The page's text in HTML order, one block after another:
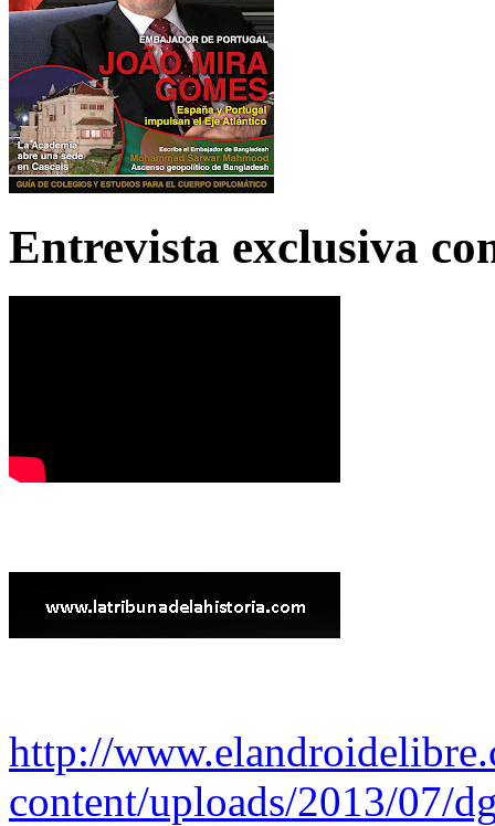
Entrevista exclusiva
http://
content/uploads/2013/07/